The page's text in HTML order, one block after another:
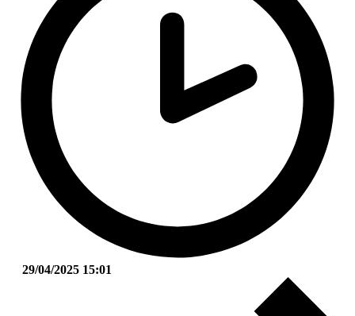
29/04/2025 15:01